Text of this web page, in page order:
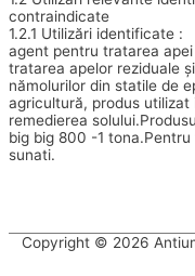
contraindicate
1.2.1 Utilizări identificate :
agent pentru tratarea
tratarea apelor reziduale
nămolurilor din statile de
agricultură, produs utilizat
remedierea
big big 800 -1
sunati.
Copyright © 2026